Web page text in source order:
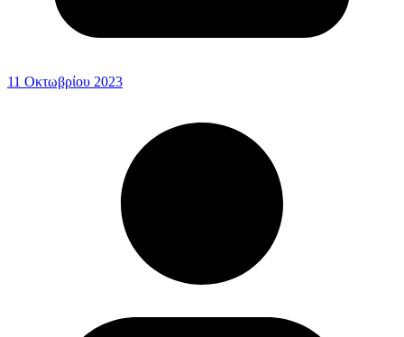
11 Οκτωβρίου 2023